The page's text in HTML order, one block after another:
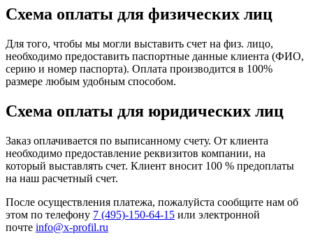
Схема оплаты для физических лиц
Для того, чтобы мы могли выставить счет на физ. лицо,
необходимо предоставить паспортные данные клиента (ФИО,
серию и номер паспорта). Оплата производится в 100%
размере любым удобным способом.
Схема оплаты для юридических лиц
Заказ оплачивается по выписанному счету. От клиента
необходимо предоставление реквизитов компании, на
который выставлять счет. Клиент вносит 100 % предоплаты
на наш расчетный счет.
После осуществления платежа, пожалуйста сообщите нам об
этом по телефону 7 (495)-150-64-15 или электронной
почте info@x-profil.ru